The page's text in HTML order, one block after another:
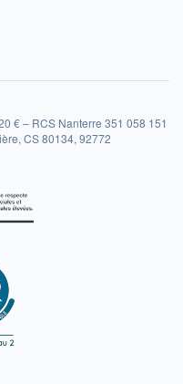
€ – RCS Nanterre 351 058 151
CS 80134, 92772